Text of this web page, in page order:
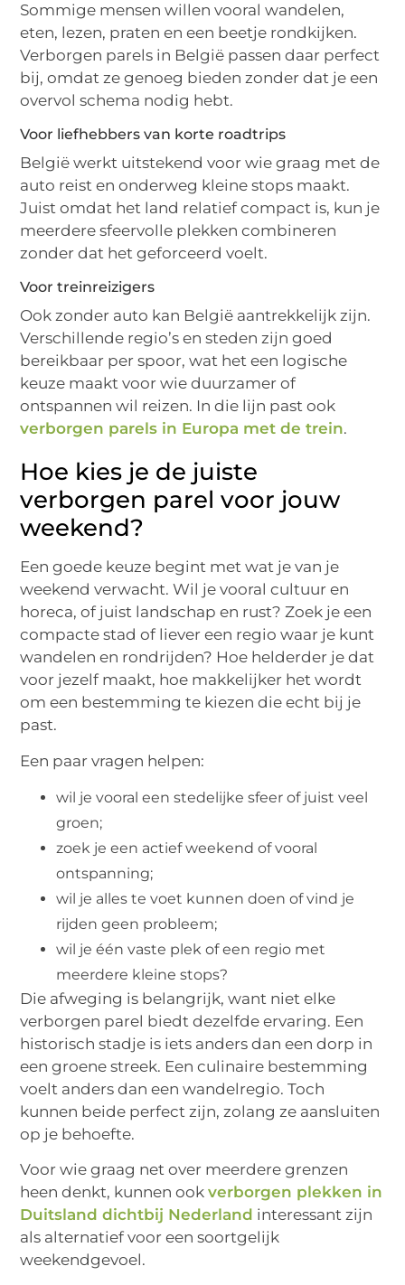
Sommige mensen willen vooral wandelen,
eten, lezen, praten en een beetje rondkijken.
Verborgen parels in België passen daar perfect
bij, omdat ze genoeg bieden zonder dat je een
overvol schema nodig hebt.
Voor liefhebbers van korte roadtrips
België werkt uitstekend voor wie graag met de
auto reist en onderweg kleine stops maakt.
Juist omdat het land relatief compact is, kun je
meerdere sfeervolle plekken combineren
zonder dat het geforceerd voelt.
Voor treinreizigers
Ook zonder auto kan België aantrekkelijk zijn.
Verschillende regio’s en steden zijn goed
bereikbaar per spoor, wat het een logische
keuze maakt voor wie duurzamer of
ontspannen wil reizen. In die lijn past ook
verborgen parels in Europa met de trein.
Hoe kies je de juiste
verborgen parel voor jouw
weekend?
Een goede keuze begint met wat je van je
weekend verwacht. Wil je vooral cultuur en
horeca, of juist landschap en rust? Zoek je een
compacte stad of liever een regio waar je kunt
wandelen en rondrijden? Hoe helderder je dat
voor jezelf maakt, hoe makkelijker het wordt
om een bestemming te kiezen die echt bij je
past.
Een paar vragen helpen:
wil je vooral een stedelijke sfeer of juist veel
groen;
zoek je een actief weekend of vooral
ontspanning;
wil je alles te voet kunnen doen of vind je
rijden geen probleem;
wil je één vaste plek of een regio met
meerdere kleine stops?
Die afweging is belangrijk, want niet elke
verborgen parel biedt dezelfde ervaring. Een
historisch stadje is iets anders dan een dorp in
een groene streek. Een culinaire bestemming
voelt anders dan een wandelregio. Toch
kunnen beide perfect zijn, zolang ze aansluiten
op je behoefte.
Voor wie graag net over meerdere grenzen
heen denkt, kunnen ookverborgen plekken in
Duitsland dichtbij Nederland interessant zijn
als alternatief voor een soortgelijk
weekendgevoel.